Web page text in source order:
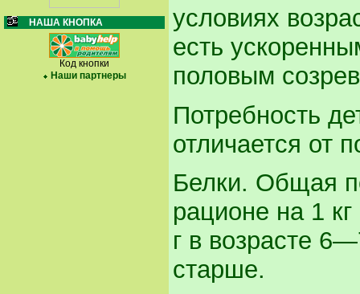
НАША КНОПКА
Код кнопки
Наши партнеры
условиях
есть
половым
Потребность
отличается от
Белки. Общая
рационе на 1
г в возрасте
старше.